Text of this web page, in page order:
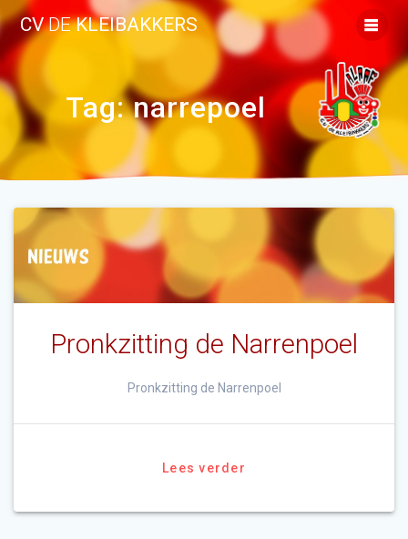
Ga
naar
inhoud
CVDEKLEIBAKKERS
Tag:narrepoel
Pronkzitting de Narrenpoel
Pronkzitting de Narrenpoel
Lees verder